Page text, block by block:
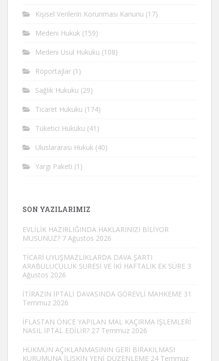
Kişisel Verilerin Korunması Kanunu (17)
Medeni Hukuk (159)
Medeni Usul Hukuku (108)
Röportajlar (1)
Sağlık Hukuku (29)
Ticaret Hukuku (174)
Tüketici Hukuku (41)
Uluslararası Hukuk (40)
Yargı Paketi (1)
SON YAZILARIMIZ
EVLİLİK HAZIRLIĞINDA HAKLARINIZI BİLİYOR
MUSUNUZ? 7 Ağustos 2026
TİCARİ UYUŞMAZLIKLARDA DAVA ŞARTI
ARABULUCULUK SÜRESİ VE İKİ HAFTALIK EK SÜRE 3
Ağustos 2026
İTİRAZIN İPTALİ DAVASINDA GÖREVLİ MAHKEME 31
Temmuz 2026
İFLASTAN ÖNCE YAPILAN MAL KAÇIRMA İŞLEMLERİ
NASIL İPTAL EDİLİR? 27 Temmuz 2026
HÜKMÜN AÇIKLANMASININ GERİ BIRAKILMASI
KURUMUNA İLİŞKİN YENİ DÜZENLEME 24 Temmuz